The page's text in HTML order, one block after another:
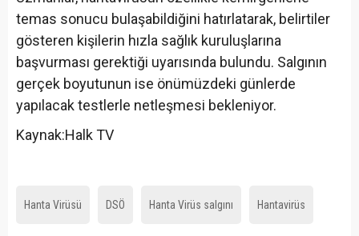
temas sonucu bulaşabildiğini hatırlatarak, belirtiler
gösteren kişilerin hızla sağlık kuruluşlarına
başvurması gerektiği uyarısında bulundu. Salgının
gerçek boyutunun ise önümüzdeki günlerde
yapılacak testlerle netleşmesi bekleniyor.
Kaynak:Halk TV
Hanta Virüsü DSÖ Hanta Virüs salgını Hantavirüs